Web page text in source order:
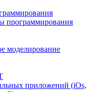
программирования
моделирование
приложений (iOs,